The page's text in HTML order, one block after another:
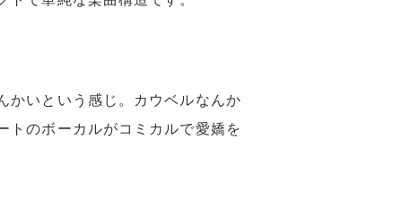
かいという感じ。カウベルなんか
トのボーカルがコミカルで愛嬌を